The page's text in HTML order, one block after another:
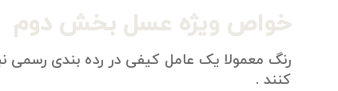
خواص ویژه عسل بخش دوم
رنگ معمولا یک عامل کیفی در رده بندی
کنند .